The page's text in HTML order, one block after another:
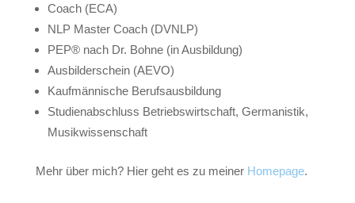
Coach (ECA)
NLP Master Coach (DVNLP)
PEP® nach Dr. Bohne (in Ausbildung)
Ausbilderschein (AEVO)
Kaufmännische Berufsausbildung
Studienabschluss Betriebswirtschaft, Germanistik,
Musikwissenschaft
Mehr über mich? Hier geht es zu meiner Homepage.